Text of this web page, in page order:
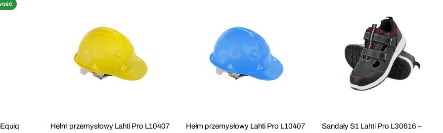
Hełm przemysłowy Lahti Pro L10407
Hełm przemysłowy Lahti Pro L10407
Sandały S1 Lahti Pro L30616 –